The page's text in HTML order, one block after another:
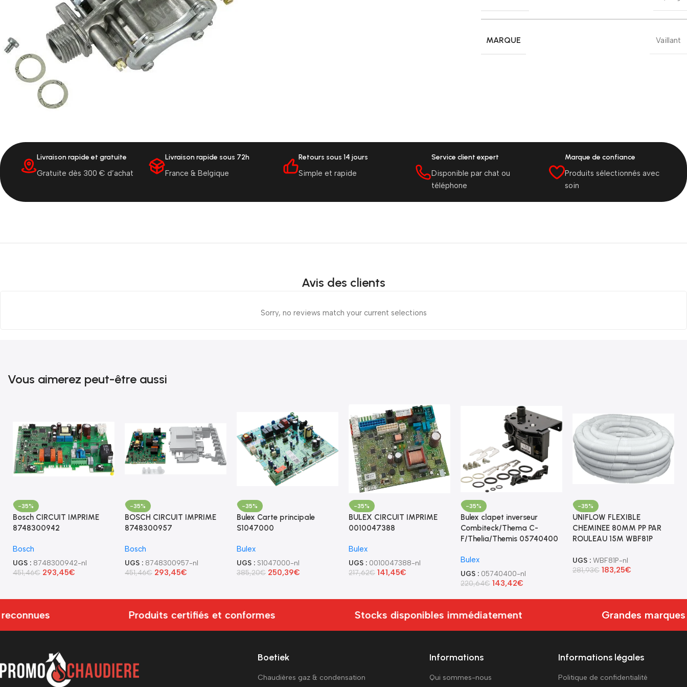
MARQUE Vaillant
Livraison rapide et gratuite
Gratuite dès 300 € d’achat
Livraison rapide sous 72h
France & Belgique
Retours sous 14 jours
Simple et rapide
Service client expert
Disponible par chat ou
téléphone
Marque de confiance
Produits sélectionnés avec
soin
Avis des clients
Sorry, no reviews match your current selections
Vous aimerez peut-être aussi
-35%
Bosch CIRCUIT IMPRIME
8748300942
Bosch
UGS : 8748300942-nl
451,46€ 293,45€
-35%
BOSCH CIRCUIT IMPRIME
8748300957
Bosch
UGS : 8748300957-nl
451,46€ 293,45€
-35%
Bulex Carte principale
S1047000
Bulex
UGS : S1047000-nl
385,20€ 250,39€
-35%
BULEX CIRCUIT IMPRIME
0010047388
Bulex
UGS : 0010047388-nl
217,62€ 141,45€
-35%
Bulex clapet inverseur
Combiteck/Thema C-
F/Thelia/Themis 05740400
Bulex
UGS : 05740400-nl
220,64€ 143,42€
-35%
UNIFLOW FLEXIBLE
CHEMINEE 80MM PP PAR
ROULEAU 15M WBF81P
UGS : WBF81P-nl
281,93€ 183,25€
Produits certifiés et conformes Stocks disponibles immédiatement Grandes marques
Boetiek
Chaudières gaz & condensation
Informations
Qui sommes-nous
Informations légales
Politique de confidentialité